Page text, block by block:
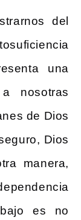
del
una
nosotras
de Dios
Dios
manera,
es no